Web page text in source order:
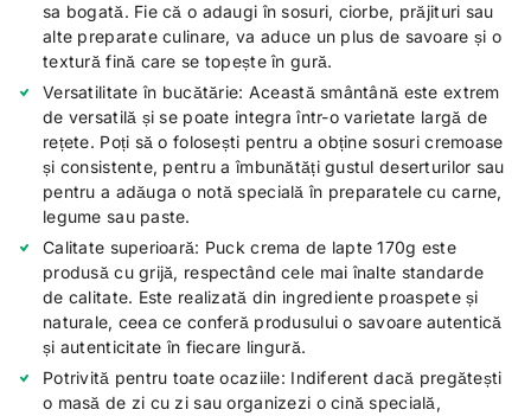
sa bogată. Fie că o adaugi în sosuri, ciorbe, prăjituri sau
alte preparate culinare, va aduce un plus de savoare și o
textură fină care se topește în gură.
Versatilitate în bucătărie: Această smântână este extrem
de versatilă și se poate integra într-o varietate largă de
rețete. Poți să o folosești pentru a obține sosuri cremoase
și consistente, pentru a îmbunătăți gustul deserturilor sau
pentru a adăuga o notă specială în preparatele cu carne,
legume sau paste.
Calitate superioară: Puck crema de lapte 170g este
produsă cu grijă, respectând cele mai înalte standarde
de calitate. Este realizată din ingrediente proaspete și
naturale, ceea ce conferă produsului o savoare autentică
și autenticitate în fiecare lingură.
Potrivită pentru toate ocaziile: Indiferent dacă pregătești
o masă de zi cu zi sau organizezi o cină specială,